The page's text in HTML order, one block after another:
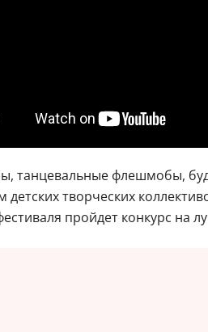
танцевальные флешмобы,
творческих
пройдет конкурс на